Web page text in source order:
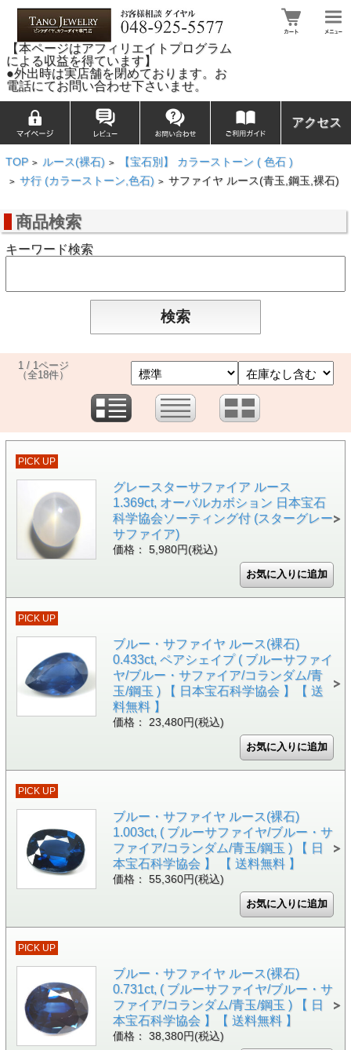
【本ページはアフィリエイトプログラム
による収益を得ています】
●外出時は実店舗を閉めております。お
電話にてお問い合わせ下さいませ。
アクセス
TOP > ルース(裸石) > 【宝石別】 カラーストーン ( 色石 )
> サ行 (カラーストーン,色石) > サファイヤ ルース(青玉,鋼玉,裸石)
商品検索
キーワード検索
1 / 1ページ
（全18件）
PICK UP
グレースターサファイア ルース
1.369ct, オーバルカボション 日本宝石
科学協会ソーティング付 (スターグレー
サファイア)
価格： 5,980円(税込)
PICK UP
ブルー・サファイヤ ルース(裸石)
0.433ct, ペアシェイプ ( ブルーサファイ
ヤ/ブルー・サファイア/コランダム/青
玉/鋼玉 ) 【 日本宝石科学協会 】【 送
料無料 】
価格： 23,480円(税込)
PICK UP
ブルー・サファイヤ ルース(裸石)
1.003ct, ( ブルーサファイヤ/ブルー・サ
ファイア/コランダム/青玉/鋼玉 ) 【 日
本宝石科学協会 】 【 送料無料 】
価格： 55,360円(税込)
PICK UP
ブルー・サファイヤ ルース(裸石)
0.731ct, ( ブルーサファイヤ/ブルー・サ
ファイア/コランダム/青玉/鋼玉 ) 【 日
本宝石科学協会 】【 送料無料 】
価格： 38,380円(税込)